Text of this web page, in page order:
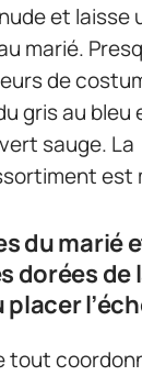
et laisse
marié.
de
gris au bleu
sauge. La
est
du marié
dorées de
placer
tout